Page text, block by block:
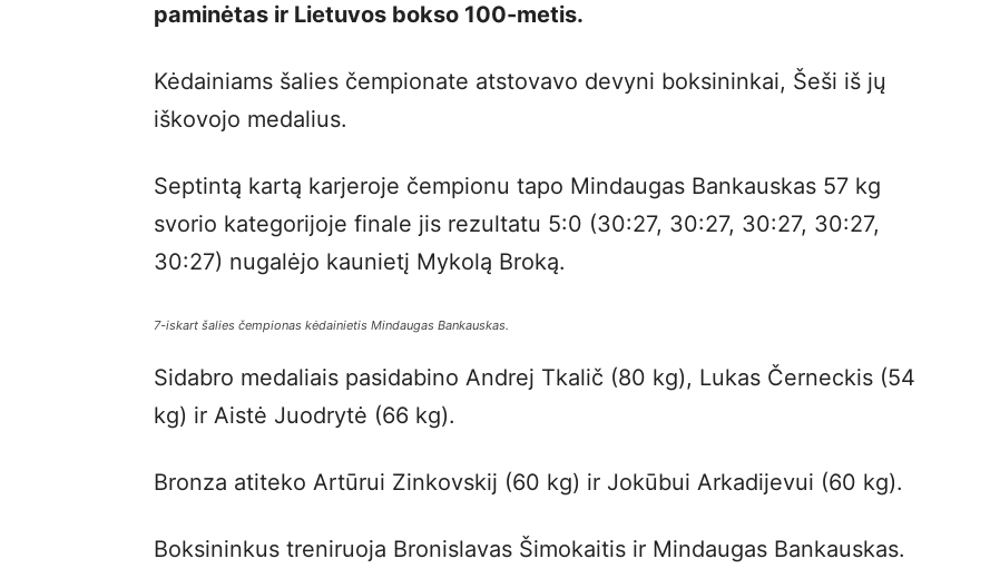
paminėtas ir Lietuvos bokso 100-metis.
Kėdainiams šalies čempionate atstovavo devyni boksininkai, Šeši iš jų
iškovojo medalius.
Septintą kartą karjeroje čempionu tapo Mindaugas Bankauskas 57 kg
svorio kategorijoje finale jis rezultatu 5:0 (30:27, 30:27, 30:27, 30:27,
30:27) nugalėjo kaunietį Mykolą Broką.
7-iskart šalies čempionas kėdainietis Mindaugas Bankauskas.
Sidabro medaliais pasidabino Andrej Tkalič (80 kg), Lukas Černeckis (54
kg) ir Aistė Juodrytė (66 kg).
Bronza atiteko Artūrui Zinkovskij (60 kg) ir Jokūbui Arkadijevui (60 kg).
Boksininkus treniruoja Bronislavas Šimokaitis ir Mindaugas Bankauskas.